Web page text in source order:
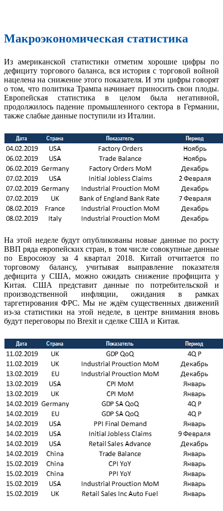
Макроэкономическая статистика
Из американской статистики отметим хорошие цифры по
дефициту торгового баланса, вся история с торговой войной
нацелена на снижение этого показателя. И эти цифры говорят
о том, что политика Трампа начинает приносить свои плоды.
Европейская статистика в целом была негативной,
продолжилось падение промышленного сектора в Германии,
также слабые данные поступили из Италии.
На этой неделе будут опубликованы новые данные по росту
ВВП ряда европейских стран, в том числе совокупные данные
по Евросоюзу за 4 квартал 2018. Китай отчитается по
торговому балансу, учитывая выправление показателя
дефицита у США, можно ожидать снижение профицита у
Китая. США представит данные по потребительской и
производственной инфляции, ожидания в рамках
таргетирования ФРС. Мы не ждём существенных движений
из-за статистики на этой неделе, в центре внимания вновь
будут переговоры по Brexit и сделке США и Китая.